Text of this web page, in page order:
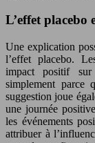
L’effet placebo
Une explication
l’effet placebo.
impact positif
simplement parce
suggestion joue
une journée
les événements
attribuer à